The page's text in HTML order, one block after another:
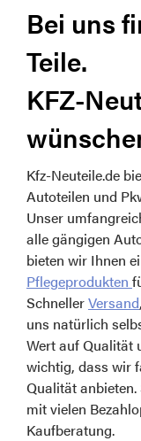
Bei uns
Teile.
KFZ-
Kfz-Neuteile.de
Autoteilen und
Unser
alle gängigen
bieten wir Ihnen
Pflegeprodukten
SchnellerVersand
uns natürlich
Wert auf Qualität
wichtig, dass wir
Qualität
mit vielen
Kaufberatung.